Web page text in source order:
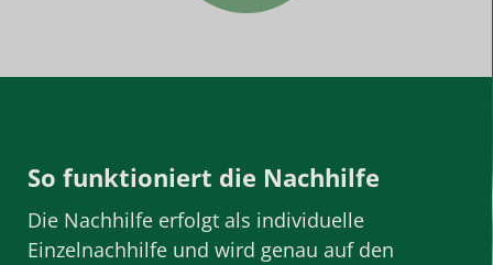
So funktioniert die Nachhilfe
Die Nachhilfe erfolgt als individuelle
Einzelnachhilfe und wird genau auf den